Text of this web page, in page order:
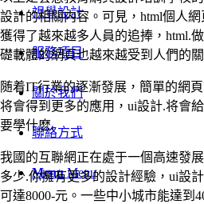
視覺設計
服務項目
關於我們
聯絡方式
Menu Menu
設計的相關内容。可見，html個人
獲得了越來越多人員的追捧，html.
礎載體的網頁也越來越受到人們的關
随着IT行業的逐漸發展，簡單的網
将會得到更多的應用，ui設計.将會
要學什麽.
我國的互聯網正在處于一個高速發
多少.你擁有更多的設計經驗，ui設
可達8000-元。一些中小城市能達到